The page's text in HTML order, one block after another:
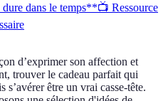
dans le temps**📺 Ressource
d’exprimer son affection et
trouver le cadeau parfait qui
s’avérer être un vrai casse-tête.